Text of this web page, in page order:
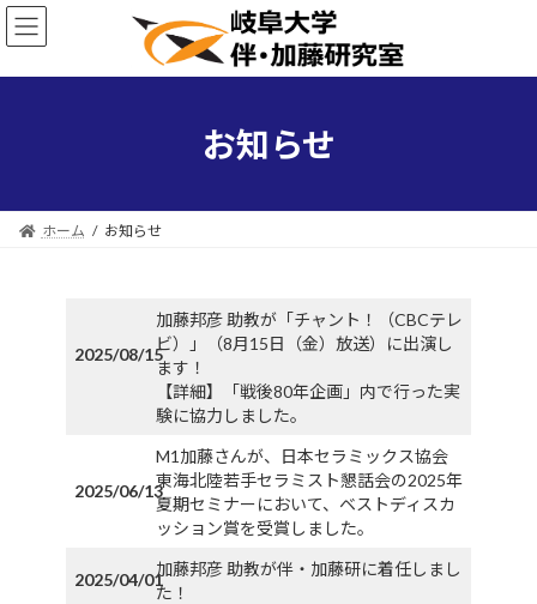
コ
ン
ン
ナ
ビ
ー
お知らせ
ホーム お知らせ
2025/08/15
加藤邦彦 助教が「チャント！（CBCテレ
ビ）」（8月15日（金）放送）に出演し
ます！
【詳細】「戦後80年企画」内で行った実
験に協力しました。
2025/06/13
M1加藤さんが、日本セラミックス協会
東海北陸若手セラミスト懇話会の2025年
夏期セミナーにおいて、ベストディスカ
ッション賞を受賞しました。
2025/04/01
加藤邦彦 助教が伴・加藤研に着任しまし
た！